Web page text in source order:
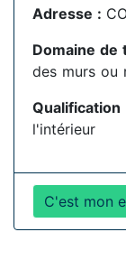
Adresse :
Domaine de
des murs ou
Qualification
l'intérieur
C'est mon